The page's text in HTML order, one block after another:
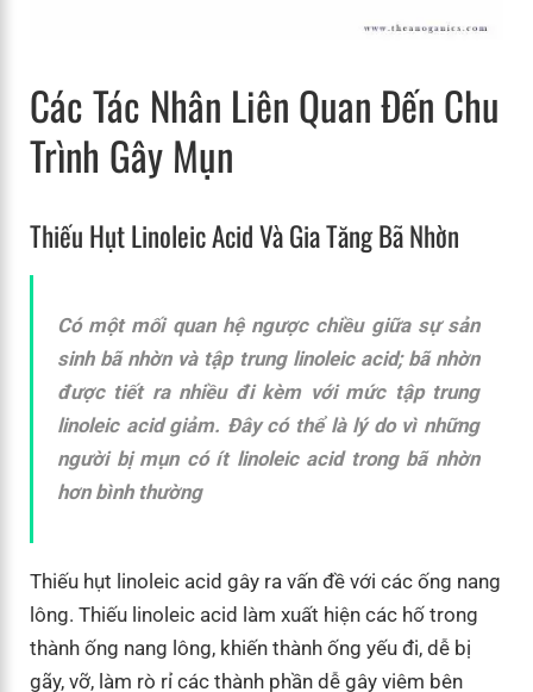
Các Tác Nhân Liên Quan Đến Chu
Trình Gây Mụn
Thiếu Hụt Linoleic Acid Và Gia Tăng Bã Nhờn
Có một mối quan hệ ngược chiều giữa sự sản
sinh bã nhờn và tập trung linoleic acid; bã nhờn
được tiết ra nhiều đi kèm với mức tập trung
linoleic acid giảm. Đây có thể là lý do vì những
người bị mụn có ít linoleic acid trong bã nhờn
hơn bình thường
Thiếu hụt linoleic acid gây ra vấn đề với các ống nang
lông. Thiếu linoleic acid làm xuất hiện các hố trong
thành ống nang lông, khiến thành ống yếu đi, dễ bị
gãy, vỡ, làm rò rỉ các thành phần dễ gây viêm bên